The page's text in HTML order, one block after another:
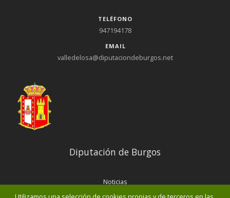
TELÉFONO
947194178
EMAIL
valledelosa@diputaciondeburgos.net
Diputación de Burgos
Noticias
Eventos